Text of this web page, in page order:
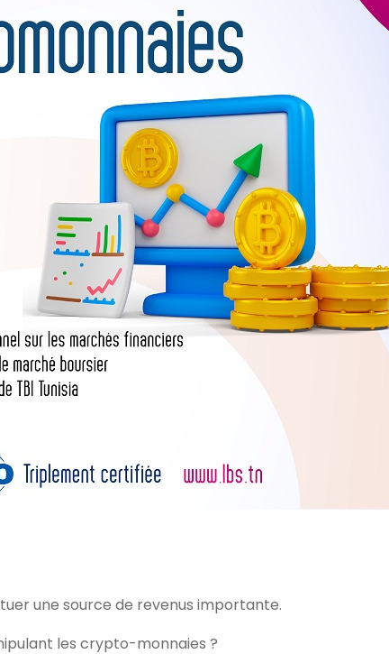
une source de revenus importante.
les crypto-monnaies ?